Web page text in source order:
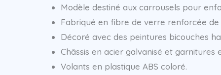
Modèle destiné aux carrousels pour
Fabriqué en fibre de verre renforcée de
Décoré avec des peintures bicouches
Châssis en acier galvanisé et garnitures
Volants en plastique ABS coloré.